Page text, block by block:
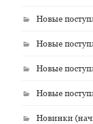
Новые
Новые
Новые
Новые
Новинки